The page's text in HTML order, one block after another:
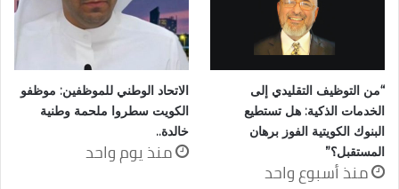
“من التوظيف التقليدي إلى
الخدمات الذكية: هل تستطيع
البنوك الكويتية الفوز برهان
المستقبل؟”
منذ أسبوع واحد
الاتحاد الوطني للموظفين: موظفو
الكويت سطروا ملحمة وطنية
خالدة..
منذ يوم واحد